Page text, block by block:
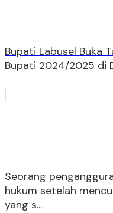
Bupati Labusel Buka
Bupati 2024/2025 di
Seorang
hukum setelah
yang s...